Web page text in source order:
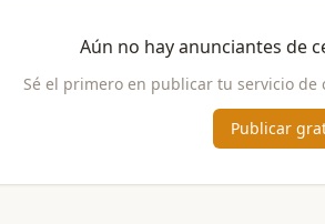
Aún no hay anunciantes de
Sé el primero en publicar tu servicio de
Publicar